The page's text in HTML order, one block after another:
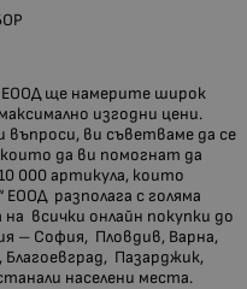
ЕООД ще намерите широк
изгодни цени.
въпроси, ви съветваме да се
да ви помогнат да
000 артикула, които
разполага с голяма
всички онлайн покупки до
– София, Пловдив, Варна,
Благоевград, Пазарджик,
населени места.